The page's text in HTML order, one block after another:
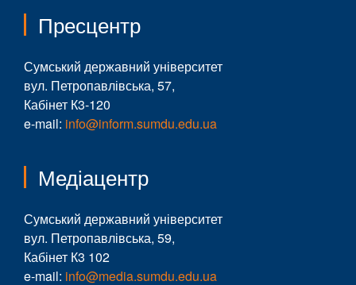
Пресцентр
Сумський державний університет
вул. Петропавлівська, 57,
Кабінет К3-120
e-mail: info@inform.sumdu.edu.ua
Медіацентр
Сумський державний університет
вул. Петропавлівська, 59,
Кабінет К3 102
e-mail: info@media.sumdu.edu.ua